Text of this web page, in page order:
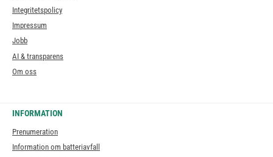
Integritetspolicy
Impressum
Jobb
AI & transparens
Om oss
INFORMATION
Prenumeration
Information om batteriavfall